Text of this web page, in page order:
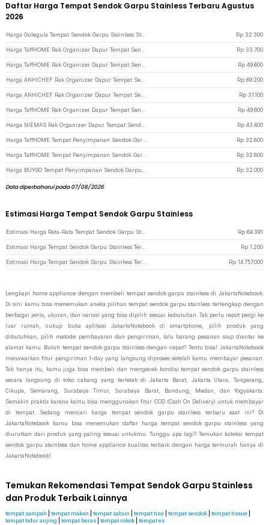
Daftar Harga Tempat Sendok Garpu Stainless Terbaru Agustus
2026
Rp 32.300
Rp 33.700
Rp 49.600
Rp 69.200
Rp 31.100
Rp 49.600
Rp 43.400
Rp 32.800
Rp 32.800
Rp 32.000
Data diperbaharui pada 07/08/2026
Estimasi Harga Tempat Sendok Garpu Stainless
Rp 64.391
Rp 1.200
Rp 14.757.000
Lengkapi home appliance dengan membeli tempat sendok garpu stainless di JakartaNotebook.
Di sini kamu bisa menemukan aneka pilihan tempat sendok garpu stainless terlengkap dengan
berbagai jenis, ukuran, dan variasi yang bisa dipilih sesuai kebutuhan. Tak perlu repot pergi ke
luar rumah, cukup buka aplikasi JakartaNotebook di smartphone, pilih produk yang
dibutuhkan, pilih metode pembayaran dan pengiriman, lalu barang pesanan siap diantar ke
alamat kamu. Butuh tempat sendok garpu stainless dengan cepat? Tentu bisa! JakartaNotebook
menawarkan fitur pengiriman 1-day yang langsung diproses setelah kamu membayar pesanan.
Tak hanya itu, kamu juga bisa membeli dan mengecek kondisi tempat sendok garpu stainless
secara langsung di toko cabang yang terletak di Jakarta Barat, Jakarta Utara, Tangerang,
Cikupa, Semarang, Surabaya Timur, Surabaya Barat, Bandung, Medan, dan Yogyakarta.
Semakin praktis karena kamu bisa menggunakan fitur COD (Cash On Delivery) untuk membayar
di tempat. Sedang mencari harga tempat sendok garpu stainless terbaru saat ini? Di
JakartaNotebook kamu bisa menemukan daftar harga tempat sendok garpu stainless yang
diurutkan dari produk yang paling sesuai untukmu. Tunggu apa lagi? Temukan koleksi tempat
sendok garpu stainless dan home appliance kualitas terbaik dengan harga termurah hanya di
JakartaNotebook!
Temukan Rekomendasi Tempat Sendok Garpu Stainless
dan Produk Terbaik Lainnya
tempat sampah tempat makan tempat sabun tempat tisu tempat sendok tempat tissue
tempat tidur anjing
tempat beras tempat rokok tempat es